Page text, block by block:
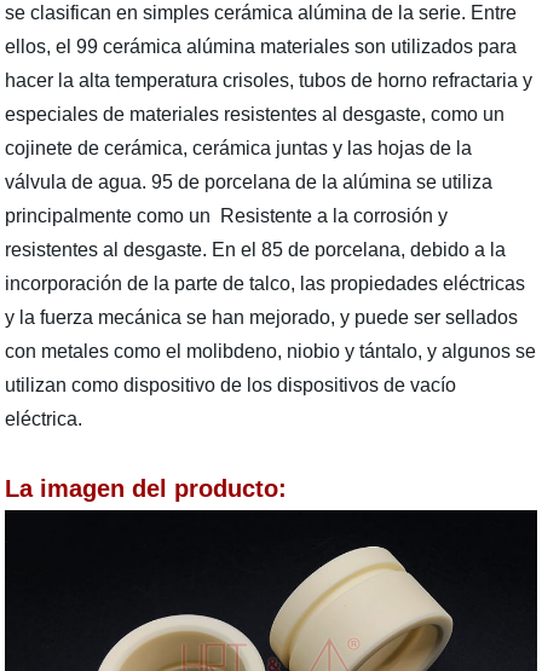
se clasifican en simples cerámica alúmina de la serie. Entre
ellos, el 99 cerámica alúmina materiales son utilizados para
hacer la alta temperatura crisoles, tubos de horno refractaria y
especiales de materiales resistentes al desgaste, como un
cojinete de cerámica, cerámica juntas y las hojas de la
válvula de agua. 95 de porcelana de la alúmina se utiliza
principalmente como un Resistente a la corrosión y
resistentes al desgaste. En el 85 de porcelana, debido a la
incorporación de la parte de talco, las propiedades eléctricas
y la fuerza mecánica se han mejorado, y puede ser sellados
con metales como el molibdeno, niobio y tántalo, y algunos se
utilizan como dispositivo de los dispositivos de vacío
eléctrica.
La imagen del producto: